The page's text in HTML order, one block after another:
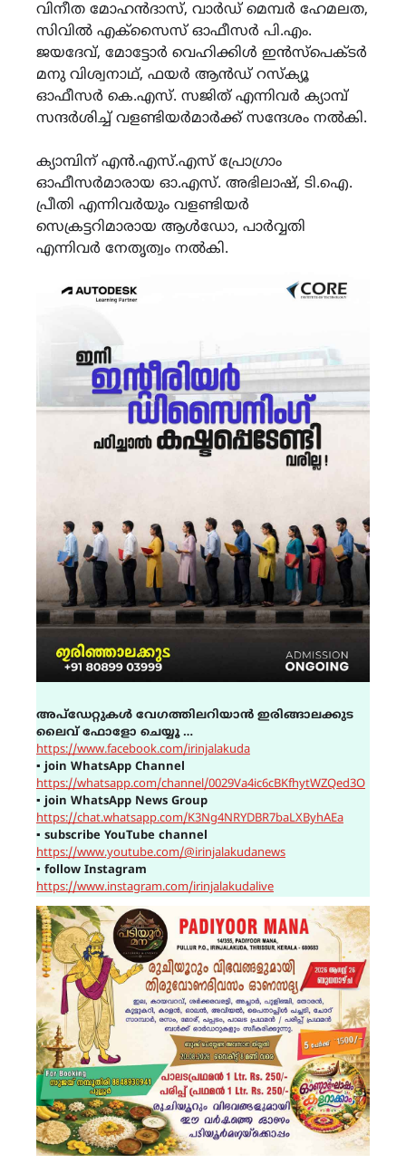
വിനീത മോഹൻദാസ്, വാർഡ് മെമ്പർ ഹേമലത,
സിവിൽ എക്സൈസ് ഓഫീസർ പി.എം.
ജയദേവ്, മോട്ടോർ വെഹിക്കിൾ ഇൻസ്പെക്ടർ
മനു വിശ്വനാഥ്, ഫയർ ആൻഡ് റസ്ക്യൂ
ഓഫീസർ കെ.എസ്. സജിത് എന്നിവർ ക്യാമ്പ്
സന്ദർശിച്ച് വളണ്ടിയർമാർക്ക് സന്ദേശം നൽകി.
ക്യാമ്പിന് എൻ.എസ്.എസ് പ്രോഗ്രാം
ഓഫീസർമാരായ ഓ.എസ്. അഭിലാഷ്, ടി.ഐ.
പ്രീതി എന്നിവർയും വളണ്ടിയർ
സെക്രട്ടറിമാരായ ആൾഡോ, പാർവ്വതി
എന്നിവർ നേതൃത്വം നൽകി.
അപ്ഡേറ്റുകൾ വേഗത്തിലറിയാൻ ഇരിങ്ങാലക്കുട
ലൈവ് ഫോളോ ചെയ്യൂ …
https://www.facebook.com/irinjalakuda
▪ join WhatsApp Channel
https://whatsapp.com/channel/0029Va4ic6cBKfhytWZQed3O
▪ join WhatsApp News Group
https://chat.whatsapp.com/K3Ng4NRYDBR7baLXByhAEa
▪ subscribe YouTube channel
https://www.youtube.com/@irinjalakudanews
▪ follow Instagram
https://www.instagram.com/irinjalakudalive